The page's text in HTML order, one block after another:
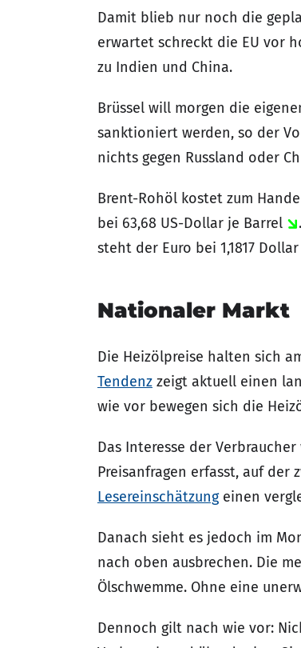
Damit blieb nur noch die
erwartet schreckt die EU vor
zu Indien und China.
Brüssel will morgen die
sanktioniert werden, so der
nichts gegen Russland oder
Brent-Rohöl kostet zum
bei 63,68 US-Dollar je Barrel
steht der Euro bei 1,1817 Dollar
Nationaler Markt
Die Heizölpreise halten sich
Tendenz zeigt aktuell einen
wie vor bewegen sich die
Das Interesse der
Preisanfragen erfasst, auf der
Lesereinschätzungeinen
Danach sieht es jedoch im
nach oben ausbrechen. Die
Ölschwemme. Ohne eine
Dennoch gilt nach wie vor: